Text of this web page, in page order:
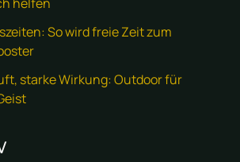
So wird freie Zeit zum
starke Wirkung: Outdoor für